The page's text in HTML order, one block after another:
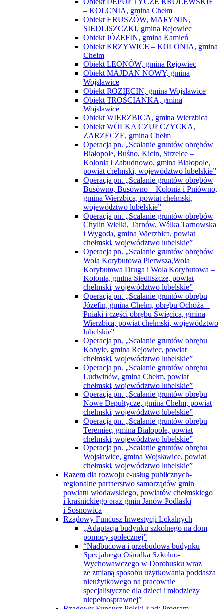
– KOLONIA, gmina Chełm
Obiekt HRUSZÓW, MARYNIN,
SIEDLISZCZKI, gmina Rejowiec
Obiekt JÓZEFIN, gmina Kamień
Obiekt KRZYWICE – KOLONIA, gmina
Chełm
Obiekt LEONÓW, gmina Rejowiec
Obiekt MAJDAN NOWY, gmina
Wojsławice
Obiekt ROZIĘCIN, gmina Wojsławice
Obiekt TROŚCIANKA, gmina
Wojsławice
Obiekt WIERZBICA, gmina Wierzbica
Obiekt WÓLKA CZUŁCZYCKA,
ZARZECZE, gmina Chełm
Operacja pn. „Scalanie gruntów obrębów
Białopole, Buśno, Kicin, Strzelce –
Kolonia i Zabudnowo, gmina Białopole,
powiat chełmski, województwo lubelskie”
Operacja pn. „Scalanie gruntów obrębów
Busówno, Busówno – Kolonia i Pniówno,
gmina Wierzbica, powiat chełmski,
województwo lubelskie”
Operacja pn. „Scalanie gruntów obrębów
Chylin Wielki, Tarnów, Wólka Tarnowska
i Wygoda, gmina Wierzbica, powiat
chełmski, województwo lubelskie”
Operacja pn. „Scalanie gruntów obrębów
Wola Korybutowa Pierwsza,Wola
Korybutowa Druga i Wola Korybutowa –
Kolonia, gmina Siedliszcze, powiat
chełmski, województwo lubelskie”
Operacja pn. „Scalanie gruntów obrębu
Józefin, gmina Chełm, obrębu Ochoża –
Pniaki i części obrębu Święcica, gmina
Wierzbica, powiat chełmski, województwo
lubelskie”
Operacja pn. „Scalanie gruntów obrębu
Kobyle, gmina Rejowiec, powiat
chełmski, województwo lubelskie”
Operacja pn. „Scalanie gruntów obrębu
Ludwinów, gmina Chełm, powiat
chełmski, województwo lubelskie”
Operacja pn. „Scalanie gruntów obrębu
Nowe Depułtycze, gmina Chełm, powiat
chełmski, województwo lubelskie”
Operacja pn. „Scalanie gruntów obrębu
Teremiec, gmina Białopole, powiat
chełmski, województwo lubelskie”
Operacja pn. „Scalanie gruntów obrębu
Wojsławice, gmina Wojsławice, powiat
chełmski, województwo lubelskie”
Razem dla rozwoju e-usług publicznych-
regionalne partnerstwo samorządów gmin
powiatu włodawskiego, powiatów chełmskiego
i kraśnickiego oraz gmin Janów Podlaski
i Sosnowica
Rządowy Fundusz Inwestycji Lokalnych
„Adaptacja budynku szkolnego na dom
pomocy społecznej”
“Nadbudowa i przebudowa budynku
Specjalnego Ośrodka Szkolno-
Wychowawczego w Dorohusku wraz
ze zmianą sposobu użytkowania poddasza
nieużytkowego na pracownie
specjalistyczne dla dzieci i młodzieży
niepełnosprawnej”